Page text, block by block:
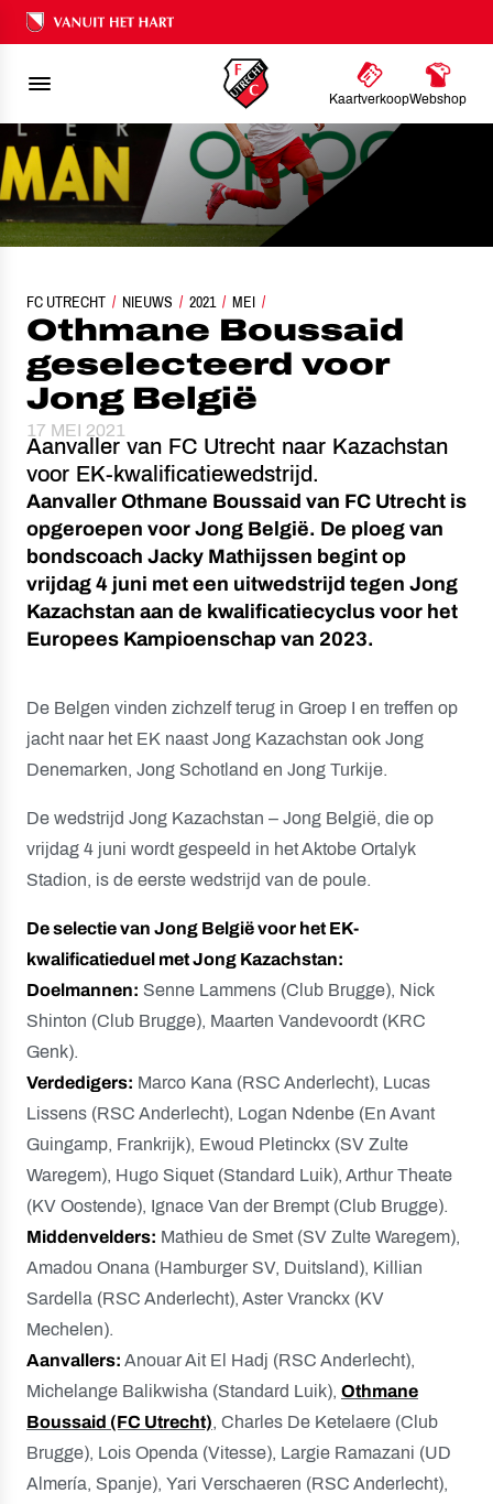
Ons nalatenschap
KaartverkoopWebshop
FC UTRECHT NIEUWS 2021 MEI
OTHMANE BOUSSAID GESELECTEERD VOOR JONG BELGIË
Othmane Boussaid
geselecteerd voor
Jong België
17 MEI 2021
Aanvaller van FC Utrecht naar Kazachstan
voor EK-kwalificatiewedstrijd.
Aanvaller Othmane Boussaid van FC Utrecht is
opgeroepen voor Jong België. De ploeg van
bondscoach Jacky Mathijssen begint op
vrijdag 4 juni met een uitwedstrijd tegen Jong
Kazachstan aan de kwalificatiecyclus voor het
Europees Kampioenschap van 2023.
De Belgen vinden zichzelf terug in Groep I en treffen op
jacht naar het EK naast Jong Kazachstan ook Jong
Denemarken, Jong Schotland en Jong Turkije.
De wedstrijd Jong Kazachstan – Jong België, die op
vrijdag 4 juni wordt gespeeld in het Aktobe Ortalyk
Stadion, is de eerste wedstrijd van de poule.
De selectie van Jong België voor het EK-
kwalificatieduel met Jong Kazachstan:
Doelmannen: Senne Lammens (Club Brugge), Nick
Shinton (Club Brugge), Maarten Vandevoordt (KRC
Genk).
Verdedigers: Marco Kana (RSC Anderlecht), Lucas
Lissens (RSC Anderlecht), Logan Ndenbe (En Avant
Guingamp, Frankrijk), Ewoud Pletinckx (SV Zulte
Waregem), Hugo Siquet (Standard Luik), Arthur Theate
(KV Oostende), Ignace Van der Brempt (Club Brugge).
Middenvelders: Mathieu de Smet (SV Zulte Waregem),
Amadou Onana (Hamburger SV, Duitsland), Killian
Sardella (RSC Anderlecht), Aster Vranckx (KV
Mechelen).
Aanvallers: Anouar Ait El Hadj (RSC Anderlecht),
Michelange Balikwisha (Standard Luik), Othmane
Boussaid (FC Utrecht), Charles De Ketelaere (Club
Brugge), Lois Openda (Vitesse), Largie Ramazani (UD
Almería, Spanje), Yari Verschaeren (RSC Anderlecht),